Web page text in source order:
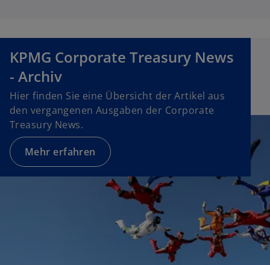
KPMG Corporate Treasury News
- Archiv
Hier finden Sie eine Übersicht der Artikel aus
den vergangenen Ausgaben der Corporate
Treasury News.
Mehr erfahren